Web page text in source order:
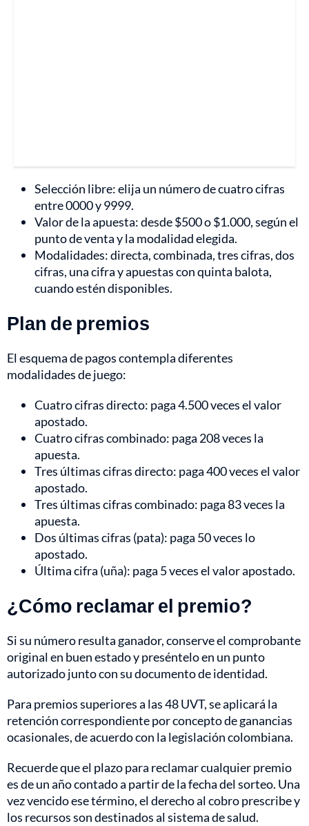
Selección libre: elija un número de cuatro cifras
entre 0000 y 9999.
Valor de la apuesta: desde $500 o $1.000, según el
punto de venta y la modalidad elegida.
Modalidades: directa, combinada, tres cifras, dos
cifras, una cifra y apuestas con quinta balota,
cuando estén disponibles.
Plan de premios
El esquema de pagos contempla diferentes
modalidades de juego:
Cuatro cifras directo: paga 4.500 veces el valor
apostado.
Cuatro cifras combinado: paga 208 veces la
apuesta.
Tres últimas cifras directo: paga 400 veces el valor
apostado.
Tres últimas cifras combinado: paga 83 veces la
apuesta.
Dos últimas cifras (pata): paga 50 veces lo
apostado.
Última cifra (uña): paga 5 veces el valor apostado.
¿Cómo reclamar el premio?
Si su número resulta ganador, conserve el comprobante
original en buen estado y preséntelo en un punto
autorizado junto con su documento de identidad.
Para premios superiores a las 48 UVT, se aplicará la
retención correspondiente por concepto de ganancias
ocasionales, de acuerdo con la legislación colombiana.
Recuerde que el plazo para reclamar cualquier premio
es de un año contado a partir de la fecha del sorteo. Una
vez vencido ese término, el derecho al cobro prescribe y
los recursos son destinados al sistema de salud.